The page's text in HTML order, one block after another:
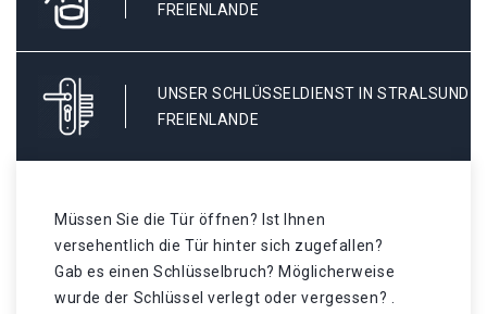
FREIENLANDE
UNSER SCHLÜSSELDIENST IN STRALSUND
FREIENLANDE
Müssen Sie die Tür öffnen? Ist Ihnen
versehentlich die Tür hinter sich zugefallen?
Gab es einen Schlüsselbruch? Möglicherweise
wurde der Schlüssel verlegt oder vergessen? .